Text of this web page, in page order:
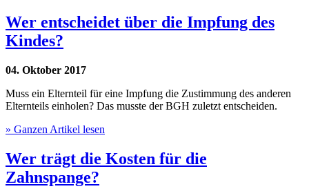
Wer entscheidet über die Impfung des
Kindes?
04. Oktober 2017
Muss ein Elternteil für eine Impfung die Zustimmung des anderen
Elternteils einholen? Das musste der BGH zuletzt entscheiden.
» Ganzen Artikel lesen
Wer trägt die Kosten für die
Zahnspange?